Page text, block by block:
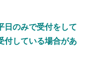
日のみで受付をして
付している場合があ